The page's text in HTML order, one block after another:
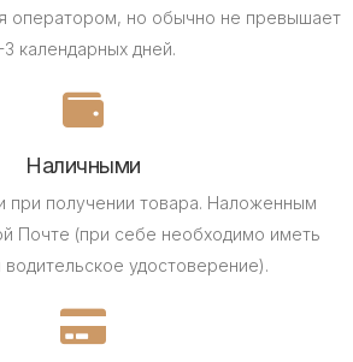
оператором, но обычно не превышает
3 календарных дней.
Наличными
при получении товара. Наложенным
Почте (при себе необходимо иметь
водительское удостоверение).